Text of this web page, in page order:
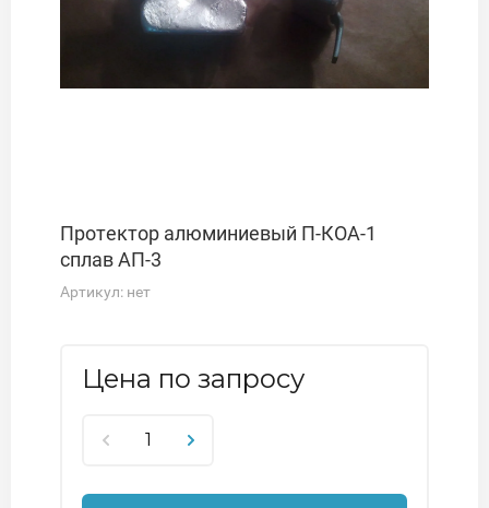
Протектор алюминиевый П-КОА-1
сплав АП-3
Артикул: нет
Цена по запросу